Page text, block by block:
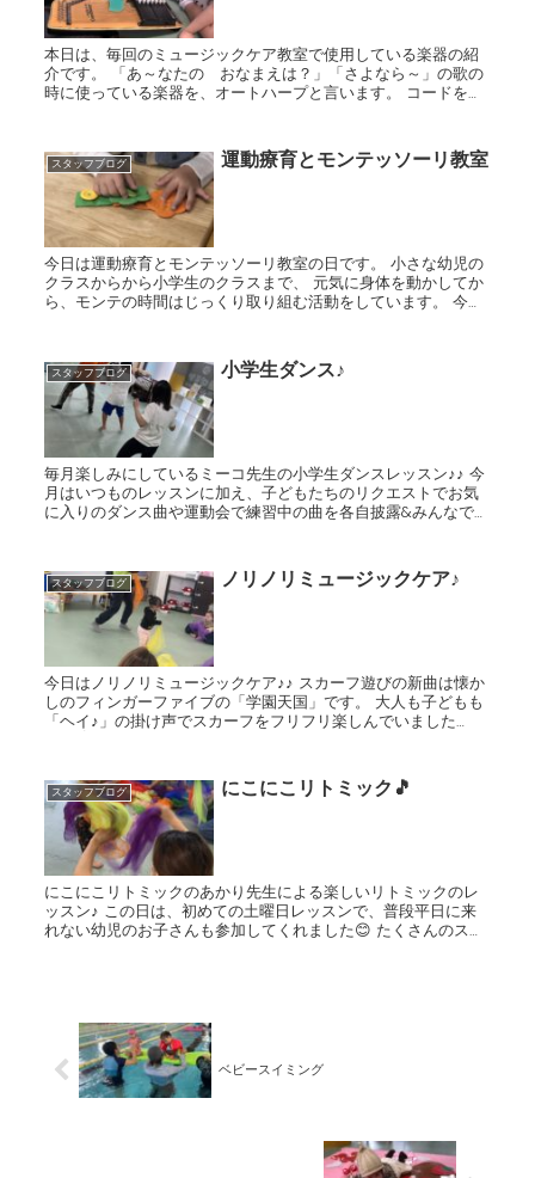
本日は、毎回のミュージックケア教室で使用している楽器の紹
介です。 「あ～なたの おなまえは？」「さよなら～」の歌の
時に使っている楽器を、オートハープと言います。 コードを押
スタッフブログ 運動療育とモンテッソーリ教室
今日は運動療育とモンテッソーリ教室の日です。 小さな幼児の
クラスからから小学生のクラスまで、 元気に身体を動かしてか
ら、モンテの時間はじっくり取り組む活動をしています。 今日
スタッフブログ 小学生ダンス♪
毎月楽しみにしているミーコ先生の小学生ダンスレッスン♪♪ 今
月はいつものレッスンに加え、子どもたちのリクエストでお気
に入りのダンス曲や運動会で練習中の曲を各自披露&みんなでダ
スタッフブログ ノリノリミュージックケア♪
今日はノリノリミュージックケア♪♪ スカーフ遊びの新曲は懐か
しのフィンガーファイブの「学園天国」です。 大人も子どもも
「ヘイ♪」の掛け声でスカーフをフリフリ楽しんでいました
スタッフブログ にこにこリトミック🎵
にこにこリトミックのあかり先生による楽しいリトミックのレ
ッスン♪ この日は、初めての土曜日レッスンで、普段平日に来
れない幼児のお子さんも参加してくれました😊 たくさんのスカ
ベビースイミング